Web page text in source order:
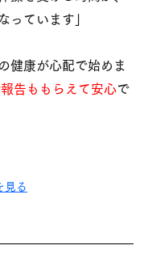
っています」
健康が心配で始めま
告ももらえて安心で
見る